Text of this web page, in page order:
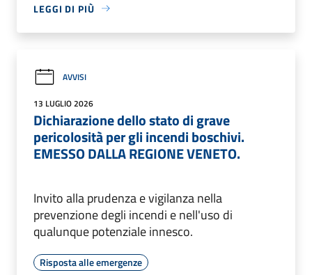
LEGGI DI PIÙ
AVVISI
13 LUGLIO 2026
Dichiarazione dello stato di grave
pericolosità per gli incendi boschivi.
EMESSO DALLA REGIONE VENETO.
Invito alla prudenza e vigilanza nella
prevenzione degli incendi e nell'uso di
qualunque potenziale innesco.
Risposta alle emergenze